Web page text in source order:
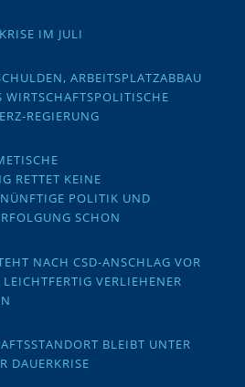
IM JULI
ARBEITSPLATZABBAU
REGIERUNG
RETTET KEINE
POLITIK UND
SCHON
NACH CSD-ANSCHLAG VOR
VERLIEHENER
BLEIBT UNTER
DAUERKRISE